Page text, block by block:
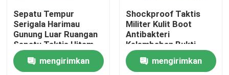
Sepatu Gaun Militer
Perlengkapan Berkemah Militer
Sepatu Tempur
Serigala Harimau
Gunung Luar Ruangan
Sepatu Taktis Hitam
Mid-Top
mengirimkan
Shockproof Taktis
Militer Kulit Boot
Antibakteri
Kelembaban Bukti
Sepatu Pelatihan
Tentaramengirimkan